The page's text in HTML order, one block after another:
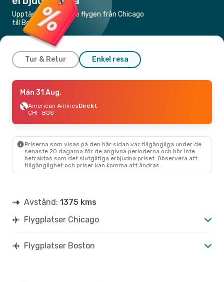
Upptäck de billigaste flygen från Chicago
till Boston
Tur & Retur Enkel resa
Lör 12 Sep.- Sön 13 Sep.
American AirlinesDirekt
CHI- BOS
BOS- CHI
Mån 31 Aug.
American AirlinesDirekt
CHI- BOS
Priserna som visas på den här sidan var tillgängliga under de
senaste 20 dagarna för de angivna perioderna och bör inte
betraktas som det slutgiltiga erbjudna priset. Observera att
tillgänglighet och priser kan komma att ändras.
Avstånd: 1375 kms
Flygplatser Chicago
Flygplatser Boston